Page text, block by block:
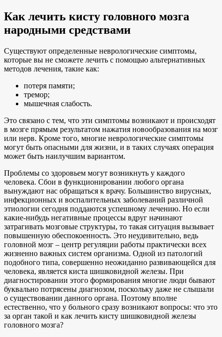
Как лечить кисту головного мозга
народными средствами
Существуют определенные неврологические симптомы,
которые вы не сможете лечить с помощью альтернативных
методов лечения, такие как:
потеря памяти;
тремор;
мышечная слабость.
Это связано с тем, что эти симптомы возникают и происходят
в мозге прямым результатом нажатия новообразования на мозг
или нерв. Кроме того, многие неврологические симптомы
могут быть опасными для жизни, и в таких случаях операция
может быть наилучшим вариантом.
Проблемы со здоровьем могут возникнуть у каждого
человека. Сбои в функционировании любого органа
вынуждают нас обращаться к врачу. Большинство вирусных,
инфекционных и воспалительных заболеваний различной
этиологии сегодня поддаются успешному лечению. Но если
какие-нибудь негативные процессы вдруг начинают
затрагивать мозговые структуры, то такая ситуация вызывает
повышенную обеспокоенность. Это неудивительно, ведь
головной мозг – центр регуляции работы практически всех
жизненно важных систем организма. Одной из патологий
подобного типа, совершенно неожиданно развивающейся для
человека, является киста шишковидной железы. При
диагностировании этого формирования многие люди бывают
буквально потрясены диагнозом, поскольку даже не слышали
о существовании данного органа. Поэтому вполне
естественно, что у больного сразу возникают вопросы: что это
за орган такой и как лечить кисту шишковидной железы
головного мозга?